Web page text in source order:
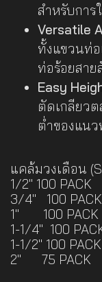
สำหรับการ
Versatile
ทั้งแขวนท่อ
ท่อร้อยสา
Easy
ตัดเกลียว
ต่ำของแน
แคล้มวงเดือน
1/2" 100 PACK
3/4" 100 PACK
1" 100 PACK
1-1/4" 100
1-1/2" 100 PACK
2" 75 PACK